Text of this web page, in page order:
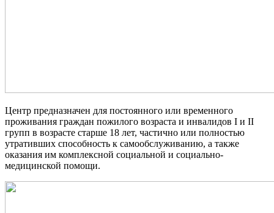
Центр предназначен для постоянного или временного
проживания граждан пожилого возраста и инвалидов I и II
групп в возрасте старше 18 лет, частично или полностью
утративших способность к самообслуживанию, а также
оказания им комплексной социальной и социально-
медицинской помощи.